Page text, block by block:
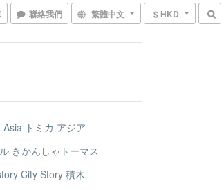
聯絡我們 繁體中文 $ HKD
Asia トミカ アジア
きかんしゃトーマス
City Story 積木